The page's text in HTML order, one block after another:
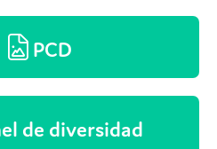
PCD
de diversidad